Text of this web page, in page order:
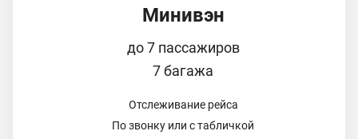
Минивэн
до 7 пассажиров
7 багажа
Отслеживание рейса
По звонку или с табличкой